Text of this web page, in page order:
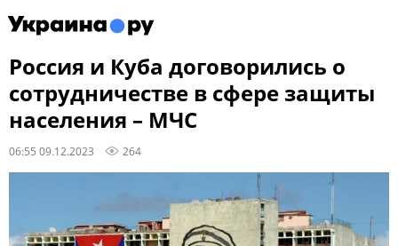
Россия и Куба договорились о
сотрудничестве в сфере защиты
населения – МЧС
06:55 09.12.2023 264